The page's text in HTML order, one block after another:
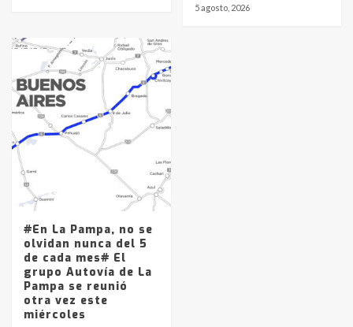
5 agosto, 2026
#En La Pampa, no se
olvidan nunca del 5
de cada mes# El
grupo Autovía de La
Pampa se reunió
otra vez este
miércoles